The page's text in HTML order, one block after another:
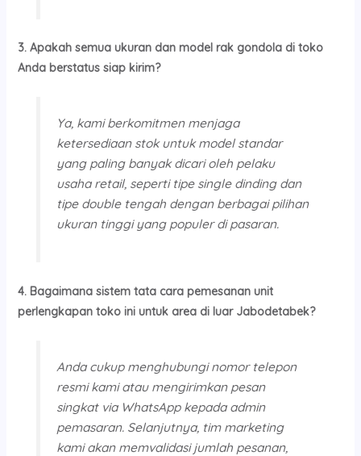
3. Apakah semua ukuran dan model rak gondola di toko
Anda berstatus siap kirim?
Ya, kami berkomitmen menjaga
ketersediaan stok untuk model standar
yang paling banyak dicari oleh pelaku
usaha retail, seperti tipe singledinding dan
tipe doubletengah dengan berbagai pilihan
ukuran tinggi yang populer di pasaran.
4. Bagaimana sistem tata cara pemesanan unit
perlengkapan toko ini untuk area di luar Jabodetabek?
Anda cukup menghubungi nomor telepon
resmi kami atau mengirimkan pesan
singkat via WhatsApp kepada admin
pemasaran. Selanjutnya, tim marketing
kami akan memvalidasi jumlah pesanan,